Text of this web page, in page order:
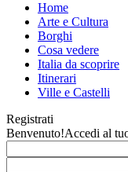
Home
Arte e Cultura
Borghi
Cosa vedere
Italia da scoprire
Itinerari
Ville e Castelli
Registrati
Benvenuto!Accedi al